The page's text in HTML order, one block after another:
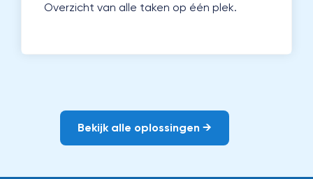
Overzicht van alle taken op één plek.
Bekijk alle oplossingen →